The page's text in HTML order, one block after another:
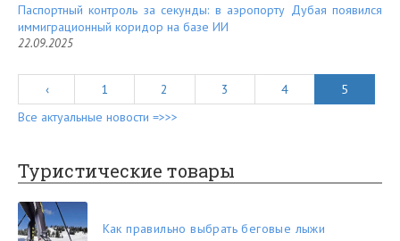
Паспортный контроль за секунды: в аэропорту Дубая появился
иммиграционный коридор на базе ИИ
22.09.2025
‹ 1 2 3 4
5
Все актуальные новости =>>>
Туристические товары
Как правильно выбрать беговые лыжи